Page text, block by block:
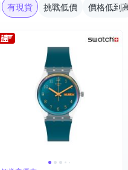
有現貨 挑戰低價 價格低到